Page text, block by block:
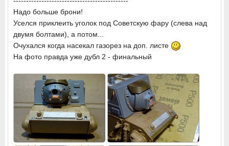
Надо больше брони!
Уселся приклеить уголок под Советскую фару (слева над
двумя болтами), а потом...
Очухался когда насекал газорез на доп. листе
На фото правда уже дубл 2 - финальный